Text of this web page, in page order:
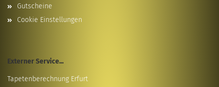
Gutscheine
Cookie Einstellungen
Externer Service...
Tapetenberechnung Erfurt